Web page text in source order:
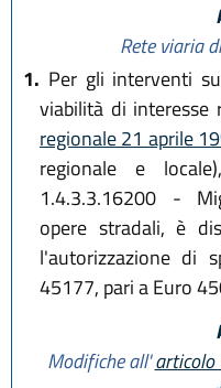
Rete viaria
1. Per gli interventi
viabilità di interesse
regionale 21 aprile
regionale e
1.4.3.3.16200 -
opere stradali, è
l'autorizzazione di
45177, pari a Euro
Modifiche all'articolo